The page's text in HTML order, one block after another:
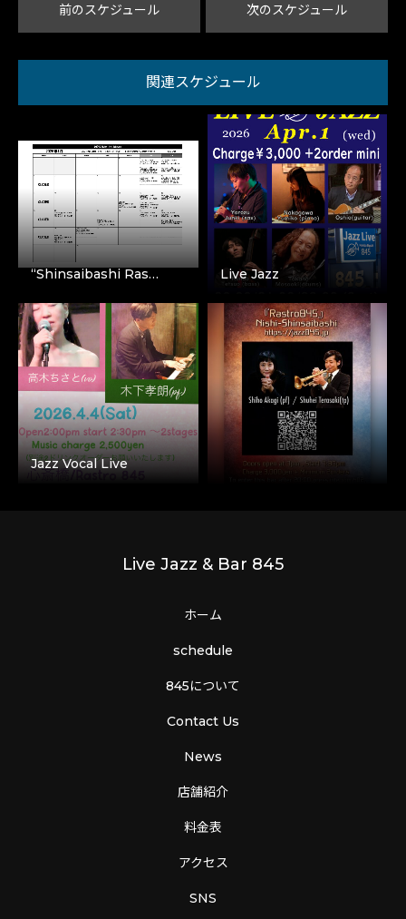
前のスケジュール 次のスケジュール
関連スケジュール
“Shinsaibashi Ras… Live Jazz
Jazz Vocal Live
Live Jazz & Bar 845
ホーム
schedule
845について
Contact Us
News
店舗紹介
料金表
アクセス
SNS